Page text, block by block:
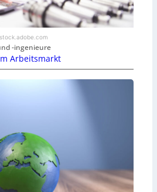
-ingenieure
Arbeitsmarkt